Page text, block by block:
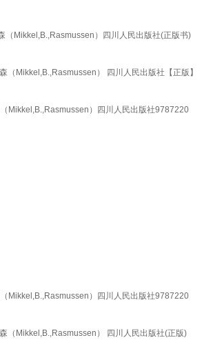
Mikkel,B.,Rasmussen）四川人民出版社(正版书)
Mikkel,B.,Rasmussen） 四川人民出版社【正版】
Mikkel,B.,Rasmussen）四川人民出版社9787220
Mikkel,B.,Rasmussen）四川人民出版社9787220
（Mikkel,B.,Rasmussen） 四川人民出版社(正版)